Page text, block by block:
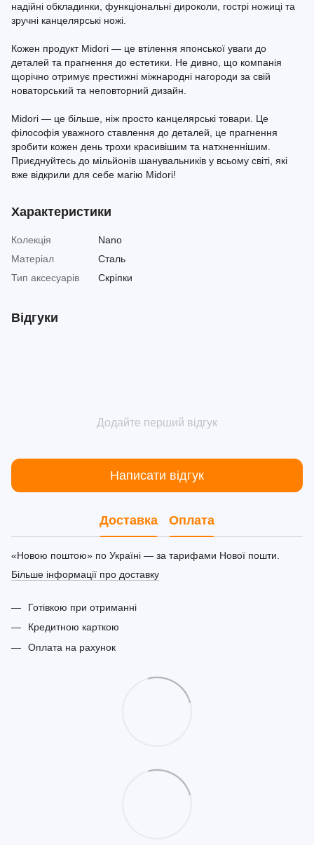
надійні обкладинки, функціональні дироколи, гострі ножиці та
зручні канцелярські ножі.
Кожен продукт Midori — це втілення японської уваги до
деталей та прагнення до естетики. Не дивно, що компанія
щорічно отримує престижні міжнародні нагороди за свій
новаторський та неповторний дизайн.
Midori — це більше, ніж просто канцелярські товари. Це
філософія уважного ставлення до деталей, це прагнення
зробити кожен день трохи красивішим та натхненнішим.
Приєднуйтесь до мільйонів шанувальників у всьому світі, які
вже відкрили для себе магію Midori!
Характеристики
Колекція
Nano
Матеріал
Сталь
Тип аксесуарів
Скріпки
Відгуки
Додайте перший відгук
Написати відгук
Доставка Оплата
«Новою поштою» по Україні — за тарифами Нової пошти.
Більше інформації про доставку
Готівкою при отриманні
Кредитною карткою
Оплата на рахунок